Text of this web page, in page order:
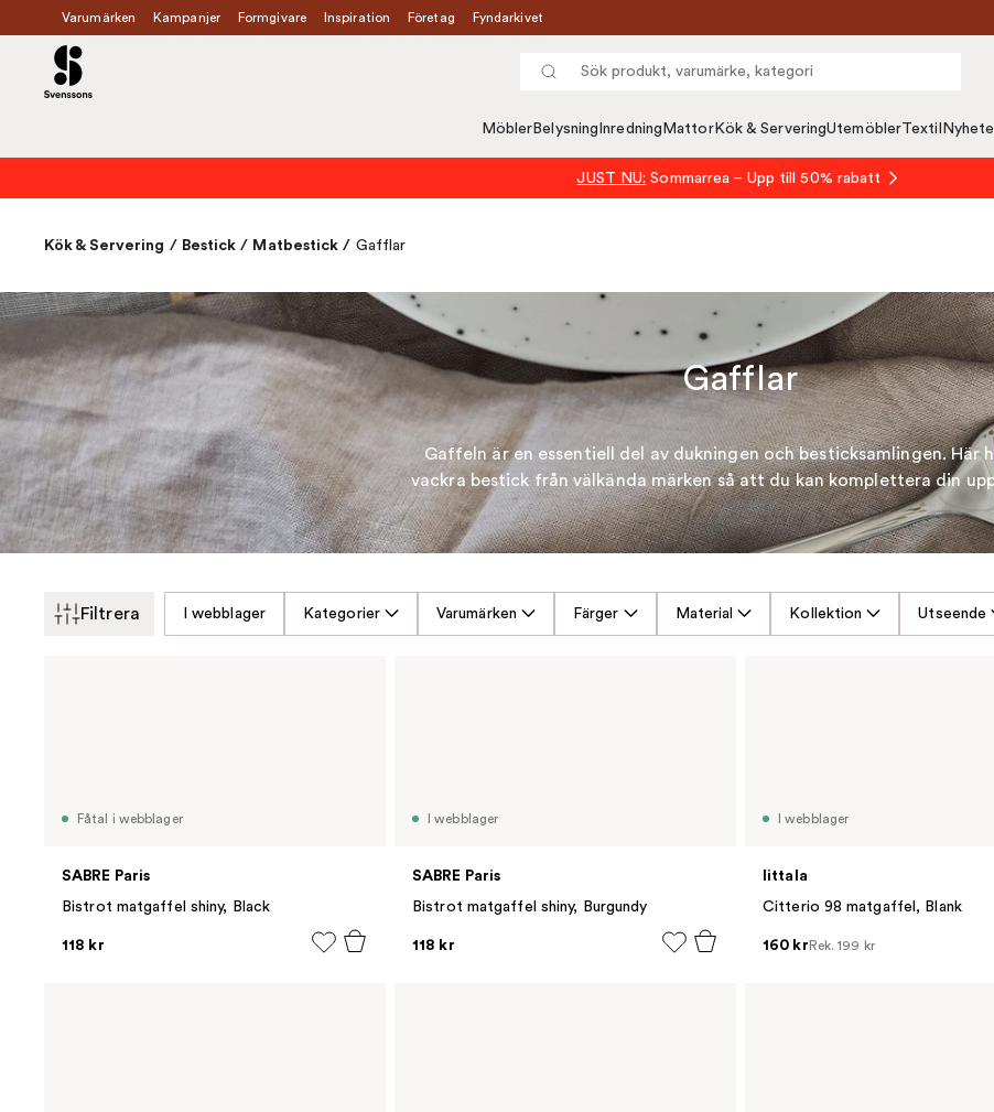
Varumärken Kampanjer Formgivare Inspiration Företag Fyndarkivet
Möbler Belysning Inredning MattorKök & ServeringUtemöblerTextil
JUST NU: Sommarrea – Upp till 50% rabatt
Kök & Servering / Bestick / Matbestick / Gafflar
Gafflar
Gaffeln är en essentiell del av dukningen och besticksamlingen. Här
vackra bestick från välkända märken så att du kan komplettera din
Filtrera I webblager Kategorier Varumärken Färger Material Kollektion Utseende
Fåtal i webblager
SABRE Paris
Bistrot matgaffel shiny, Black
118 kr
I webblager
SABRE Paris
Bistrot matgaffel shiny, Burgundy
118 kr
I webblager
Iittala
Citterio 98 matgaffel, Blank
160 kr Rek.199 kr